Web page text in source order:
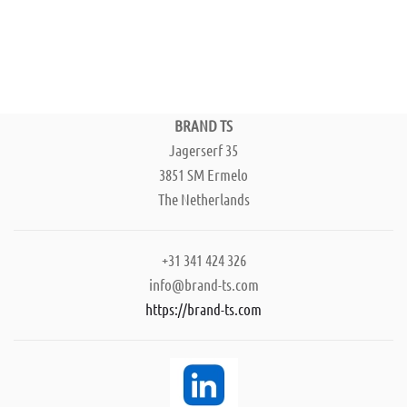
BRAND TS
Jagerserf 35
3851 SM Ermelo
The Netherlands
+31 341 424 326
info@brand-ts.com
https://brand-ts.com